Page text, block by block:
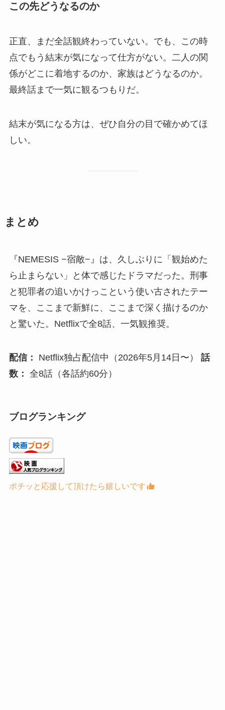
この先どうなるのか
正直、まだ全話観終わっていない。でも、この時
点でもう結末が気になって仕方がない。二人の関
係がどこに着地するのか、家族はどうなるのか。
最終話まで一気に観るつもりだ。
結末が気になる方は、ぜひ自分の目で確かめてほ
しい。
まとめ
『NEMESIS −宿敵−』は、久しぶりに「観始めた
ら止まらない」と体で感じたドラマだった。刑事
と犯罪者の追いかけっこという使い古されたテー
マを、ここまで新鮮に、ここまで深く描けるのか
と驚いた。Netflixで全8話、一気観推奨。
配信： Netflix独占配信中（2026年5月14日〜） 話
数： 全8話（各話約60分）
ブログランキング
ポチッと応援して頂けたら嬉しいです